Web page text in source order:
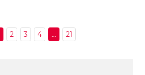
2 3 4 ... 21